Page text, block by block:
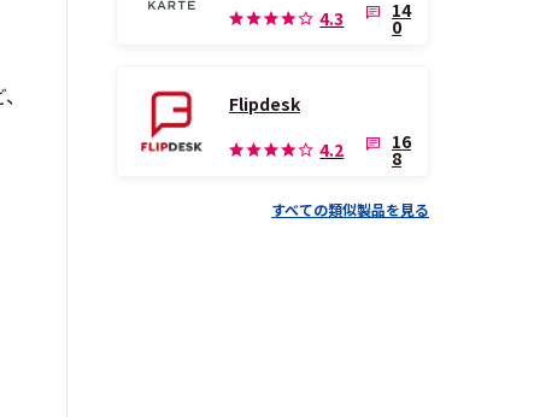
4.3
14
0
Flipdesk
4.2
16
8
すべての類似製品を見る